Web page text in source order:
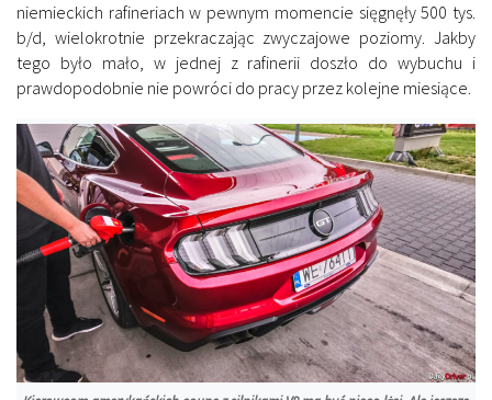
niemieckich rafineriach w pewnym momencie sięgnęły 500 tys.
b/d, wielokrotnie przekraczając zwyczajowe poziomy. Jakby
tego było mało, w jednej z rafinerii doszło do wybuchu i
prawdopodobnie nie powróci do pracy przez kolejne miesiące.